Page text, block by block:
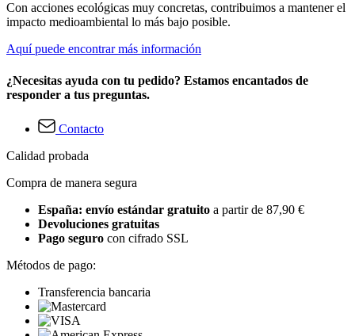
Con acciones ecológicas muy concretas, contribuimos a mantener el
impacto medioambiental lo más bajo posible.
Aquí puede encontrar más información
¿Necesitas ayuda con tu pedido? Estamos encantados de
responder a tus preguntas.
Contacto
Calidad probada
Compra de manera segura
España: envío estándar gratuito a partir de 87,90 €
Devoluciones gratuitas
Pago seguro con cifrado SSL
Métodos de pago:
Transferencia bancaria